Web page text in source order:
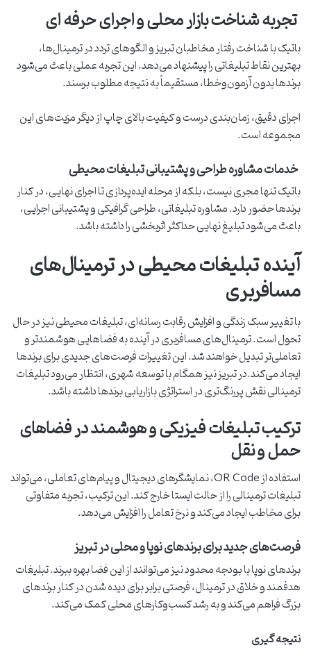
تجربه شناخت بازار محلی و اجرای حرفه‌ ای
باتیک با شناخت رفتار مخاطبان تبریز و الگوهای تردد در ترمینال‌ها،
بهترین نقاط تبلیغاتی را پیشنهاد می‌دهد. این تجربه عملی باعث می‌شود
برندها بدون آزمون‌وخطا، مستقیماً به نتیجه مطلوب برسند.
اجرای دقیق، زمان‌بندی درست و کیفیت بالای چاپ از دیگر مزیت‌های این
مجموعه است.
خدمات مشاوره طراحی و پشتیبانی تبلیغات محیطی
باتیک تنها مجری نیست، بلکه از مرحله ایده‌پردازی تا اجرای نهایی، در کنار
برندها حضور دارد. مشاوره تبلیغاتی، طراحی گرافیکی و پشتیبانی اجرایی،
باعث می‌شود تبلیغ نهایی حداکثر اثربخشی را داشته باشد.
آینده تبلیغات محیطی در ترمینال‌های
مسافربری
با تغییر سبک زندگی و افزایش رقابت رسانه‌ای، تبلیغات محیطی نیز در حال
تحول است. ترمینال‌های مسافربری در آینده به فضاهایی هوشمندتر و
تعاملی‌تر تبدیل خواهند شد. این تغییرات فرصت‌های جدیدی برای برندها
ایجاد می‌کند.در تبریز نیز همگام با توسعه شهری، انتظار می‌رود تبلیغات
ترمینالی نقش پررنگ‌تری در استراتژی بازاریابی برندها داشته باشد.
ترکیب تبلیغات فیزیکی و هوشمند در فضاهای
حمل‌ و نقل
استفاده از QR Code، نمایشگرهای دیجیتال و پیام‌های تعاملی، می‌تواند
تبلیغات ترمینالی را از حالت ایستا خارج کند. این ترکیب، تجربه متفاوتی
برای مخاطب ایجاد می‌کند و نرخ تعامل را افزایش می‌دهد.
فرصت‌های جدید برای برندهای نوپا و محلی در تبریز
برندهای نوپا با بودجه محدود نیز می‌توانند از این فضا بهره ببرند. تبلیغات
هدفمند و خلاق در ترمینال، فرصتی برابر برای دیده شدن در کنار برندهای
بزرگ فراهم می‌کند و به رشد کسب‌وکارهای محلی کمک می‌کند.
نتیجه گیری